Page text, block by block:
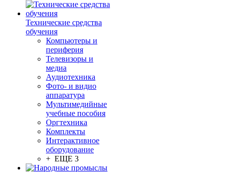
Технические средства
обучения
Компьютеры и
периферия
Телевизоры и
медиа
Аудиотехника
Фото- и видио
аппаратура
Мультимедийные
учебные пособия
Оргтехника
Комплекты
Интерактивное
оборудование
+ ЕЩЕ 3